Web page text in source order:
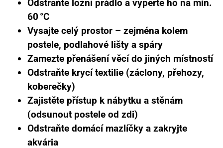
Odstraňte ložní prádlo a vyperte ho na min.
60 °C
Vysajte celý prostor – zejména kolem
postele, podlahové lišty a spáry
Zamezte přenášení věcí do jiných místností
Odstraňte krycí textilie (záclony, přehozy,
koberečky)
Zajistěte přístup k nábytku a stěnám
(odsunout postele od zdi)
Odstraňte domácí mazlíčky a zakryjte
akvária